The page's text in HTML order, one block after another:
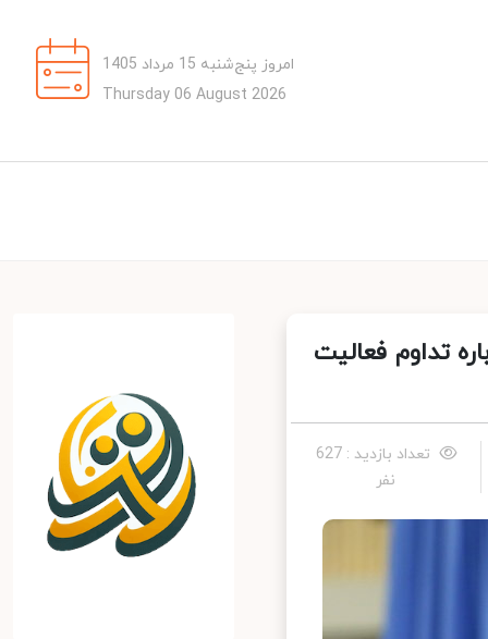
امروز پنج‌شنبه 15 مرداد 1405
Thursday 06 August 2026
تداوم فعالیت
تعداد بازدید : 627
نفر